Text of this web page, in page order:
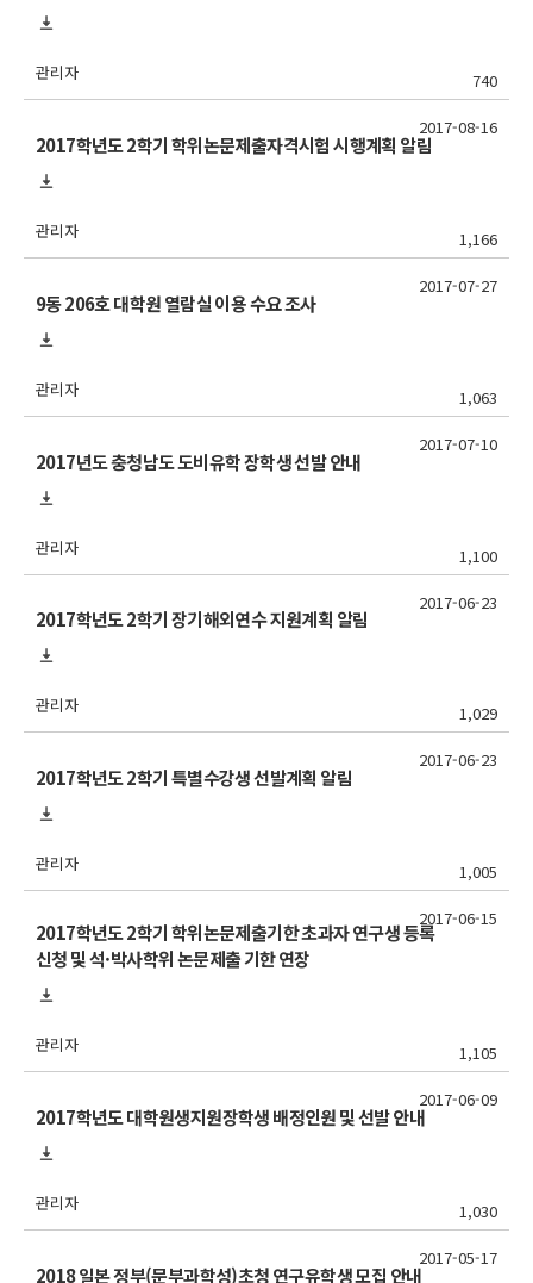
관리자 740
2017학년도 2학기 학위논문제출자격시험 시행계획 알림
관리자 1,166
2017-08-16
9동 206호 대학원 열람실 이용 수요 조사
관리자 1,063
2017-07-27
2017년도 충청남도 도비유학 장학생 선발 안내
관리자 1,100
2017-07-10
2017학년도 2학기 장기해외연수 지원계획 알림
관리자 1,029
2017-06-23
2017학년도 2학기 특별수강생 선발계획 알림
관리자 1,005
2017-06-23
2017학년도 2학기 학위논문제출기한 초과자 연구생 등록
신청 및 석·박사학위 논문제출 기한 연장
관리자 1,105
2017-06-15
2017학년도 대학원생지원장학생 배정인원 및 선발 안내
관리자 1,030
2017-06-09
2018 일본 정부(문부과학성)초청 연구유학생 모집 안내
2017-05-17